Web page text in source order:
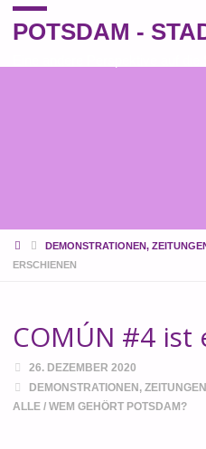
POTSDAM -
STARTDEMONSTRATIONEN,
ERSCHIENEN
COMÚN #4 ist
26. DEZEMBER 2020
DEMONSTRATIONEN,
ALLE/ WEM GEHÖRT POTSDAM?